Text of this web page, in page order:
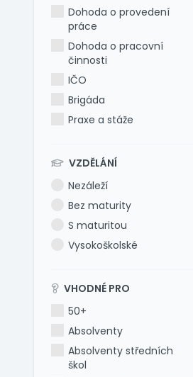
Dohoda o provedení
práce
Dohoda o pracovní
činnosti
IČO
Brigáda
Praxe a stáže
VZDĚLÁNÍ
Nezáleží
Bez maturity
S maturitou
Vysokoškolské
VHODNÉ PRO
50+
Absolventy
Absolventy středních
škol